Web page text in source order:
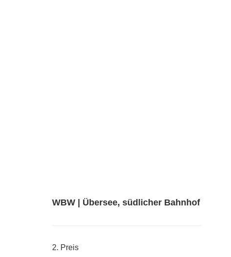
WBW | Übersee, südlicher Bahnhof
2. Preis